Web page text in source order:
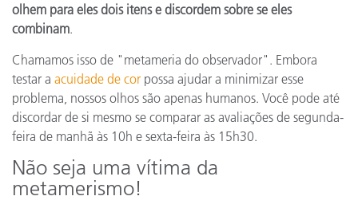
olhem para eles dois itens e discordem sobre se eles
combinam.
Chamamos isso de "metameria do observador". Embora
testar a acuidade de cor possa ajudar a minimizar esse
problema, nossos olhos são apenas humanos. Você pode até
discordar de si mesmo se comparar as avaliações de segunda-
feira de manhã às 10h e sexta-feira às 15h30.
Não seja uma vítima da
metamerismo!